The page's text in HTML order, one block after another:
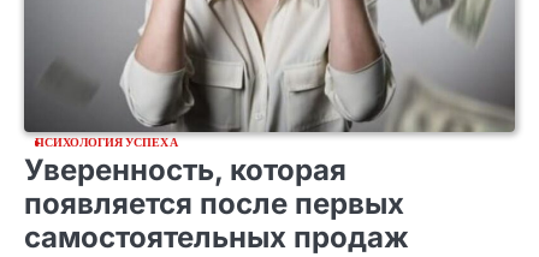
ПСИХОЛОГИЯ УСПЕХА
Уверенность, которая
появляется после первых
самостоятельных продаж